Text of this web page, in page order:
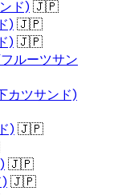
ド) 🇯🇵
) 🇯🇵
) 🇯🇵
ルーツサン
カツサンド)
) 🇯🇵
🇯🇵
🇯🇵